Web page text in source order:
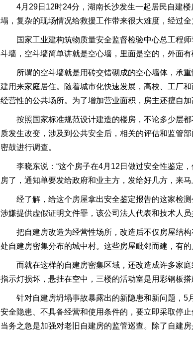
4月29日12时24分，湖南长沙发生一起居民自建
塌，复杂的现场情况给救援工作带来很大难度，经过
国家工业建构筑物质量安全监督检验中心总工程
斗墙，空斗墙简单讲就是空心墙，里面是空的，外面
所谓的空斗墙就是用砖交错砌成的空心墙体，承
建用来家庭居住。随着城市化快速发展，高校、工厂
经营性的公共场所。为了增加营业面积，房主还擅自
按照国家标准规范设计建造的楼房，不论多少层
质发生改变，涉及到公共安全后，相关的评估和监管
密鼓进行调查。
李晓东说：“这个房子在4月12日做过安全性鉴定
房了，通知单要发给政府和业主方，发给好几方，来
经了解，给这个房屋拿出安全鉴定报告的这家检
涉嫌提供虚假证明文件罪，该公司法人代表和技术人员
把自建房改造为经营性场所，改造后不仅房屋结
处自建房密集分布的城中村。这些房屋毗邻而建，有
而就在这样的自建房密集区域，还改造成许多家
指示灯损坏，悬挂在空中，三楼的活动室是用彩钢板搭
针对自建房坍塌事故暴露出的新隐患和新问题，
安全隐患、不具备经营和使用条件的，要立即采取停
当务之急是加强对老旧自建房的监管巡查。除了自建